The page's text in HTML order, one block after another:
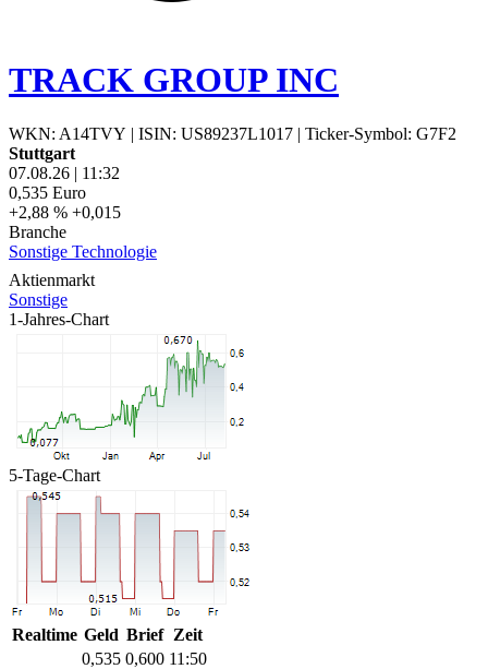
TRACK GROUP INC
WKN: A14TVY | ISIN: US89237L1017 | Ticker-Symbol: G7F2
Stuttgart
07.08.26 | 11:32
0,535 Euro
+2,88 % +0,015
Branche
Sonstige Technologie
Aktienmarkt
Sonstige
1-Jahres-Chart
5-Tage-Chart
Realtime Geld Brief Zeit
0,535 0,600 11:50